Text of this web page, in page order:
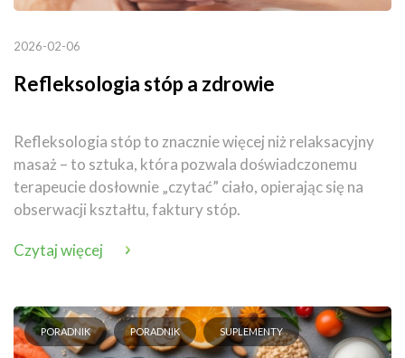
2026-02-06
Refleksologia stóp a zdrowie
Refleksologia stóp to znacznie więcej niż relaksacyjny
masaż – to sztuka, która pozwala doświadczonemu
terapeucie dosłownie „czytać” ciało, opierając się na
obserwacji kształtu, faktury stóp.
Czytaj więcej
PORADNIK PORADNIK SUPLEMENTY